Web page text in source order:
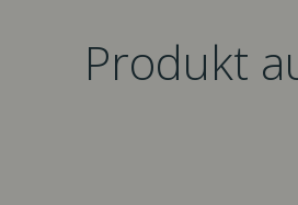
Produkt